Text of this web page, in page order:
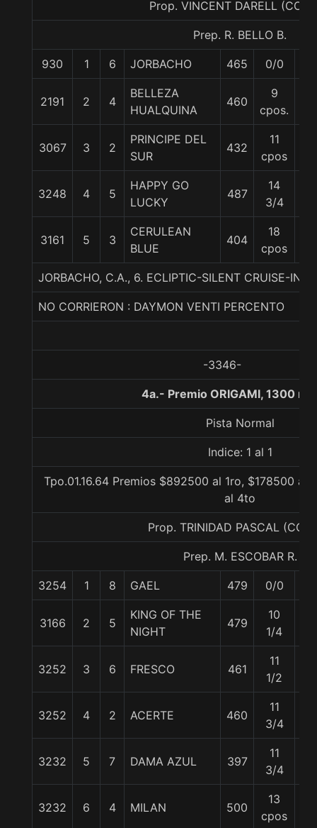
Prop. VINCENT DARELL
Prep. R. BELLO B.
930 1 6 JORBACHO 465 0/0
2191 2 4
BELLEZA
HUALQUINA
460
9
cpos.
3067 3 2
PRINCIPE DEL
SUR
432
11
cpos
3248 4 5
HAPPY GO
LUCKY
487
14
3/4
3161 5 3
CERULEAN
BLUE
404
18
cpos
JORBACHO, C.A., 6. ECLIPTIC-SILENT CRUISE-
NO CORRIERON : DAYMON VENTI PERCENTO
-3346-
4a.- Premio ORIGAMI, 1300
Pista Normal
Indice: 1 al 1
Tpo.01.16.64 Premios $892500 al 1ro, $178500
al 4to
Prop. TRINIDAD PASCAL
Prep. M. ESCOBAR R.
3254 1 8 GAEL 479 0/0
3166 2 5
KING OF THE
NIGHT
479
10
1/4
3252 3 6 FRESCO 461
11
1/2
3252 4 2 ACERTE 460
11
3/4
3232 5 7 DAMA AZUL 397
11
3/4
3232 6 4 MILAN 500
13
cpos